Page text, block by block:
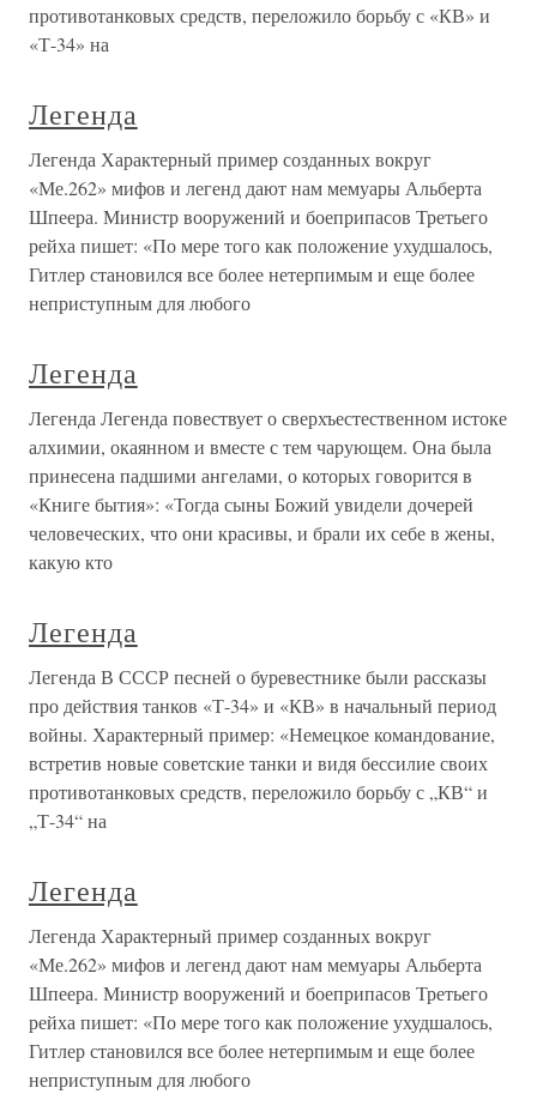
противотанковых средств, переложило борьбу с «КВ» и
«Т-34» на
Легенда
Легенда Характерный пример созданных вокруг
«Ме.262» мифов и легенд дают нам мемуары Альберта
Шпеера. Министр вооружений и боеприпасов Третьего
рейха пишет: «По мере того как положение ухудшалось,
Гитлер становился все более нетерпимым и еще более
неприступным для любого
Легенда
Легенда Легенда повествует о сверхъестественном истоке
алхимии, окаянном и вместе с тем чарующем. Она была
принесена падшими ангелами, о которых говорится в
«Книге бытия»: «Тогда сыны Божий увидели дочерей
человеческих, что они красивы, и брали их себе в жены,
какую кто
Легенда
Легенда В СССР песней о буревестнике были рассказы
про действия танков «Т-34» и «КВ» в начальный период
войны. Характерный пример: «Немецкое командование,
встретив новые советские танки и видя бессилие своих
противотанковых средств, переложило борьбу с „КВ“ и
„Т-34“ на
Легенда
Легенда Характерный пример созданных вокруг
«Ме.262» мифов и легенд дают нам мемуары Альберта
Шпеера. Министр вооружений и боеприпасов Третьего
рейха пишет: «По мере того как положение ухудшалось,
Гитлер становился все более нетерпимым и еще более
неприступным для любого